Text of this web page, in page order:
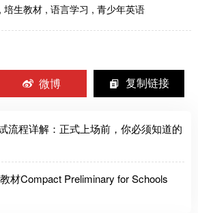
, 培生教材 , 语言学习 , 青少年英语
微博 复制链接
流程详解：正式上场前，你必须知道的
材Compact Preliminary for Schools